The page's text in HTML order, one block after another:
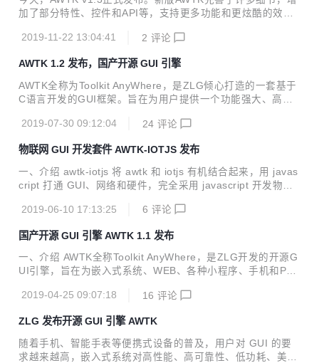
b.com/zlgopen/awtk 镜像源码仓库：https://gitee.com/zlgop
加了部分特性、控件和API等，支持更多功能和更炫酷的效
发生态建设，实现共赢！ “2019年最受欢迎中国开源软件评
net/p/awtk AWTK 全称 Toolkit AnyWhere，是 ZLG 开发的开
源 GUI 引擎，旨在为嵌入式系统、WEB、各种小程序、手机
和 PC 打造的通用 GUI 引擎，为用户提供一个功能强大、高
广大开...
2019-11-22 13:04:41 2 评论
AWTK 1.2 发布，国产开源 GUI 引擎
AWTK全称为Toolkit AnyWhere，是ZLG倾心打造的一套基于
C语言开发的GUI框架。旨在为用户提供一个功能强大、高效
平台同步开发，一次编程，终生使用。 AWTK当前升级到了v
性、控件以及API等，让AWTK支持更多的功能和更炫酷的效
果。 1.2版本更新的内容 细节完善 输入法候选字支持滚动； s
lider支持上下左右键； guage pointer支持锚点； slide view i
ndicator作为独立控件； 完善idl gen工具； 完善doc gen工
具； ...
2019-07-30 09:12:04 24 评论
物联网 GUI 开发套件 AWTK-IOTJS 发布
一、介绍 awtk-iotjs 将 awtk 和 iotjs 有机结合起来，用 javas
cript 打通 GUI、网络和硬件，完全采用 javascript 开发物联
开发平台。它为 javascript 应用程序提供了访问硬件、网络、
码体积还是内存需求，iotjs 都要小很多，是用 javascript 开发
iot 设备应用程序的首选。 关于 AWTK AWTK 全称 Toolkit An
yWhere，是 ZLG 开发的开源 GUI 引擎，旨在为...
2019-06-10 17:13:25 6 评论
国产开源 GUI 引擎 AWTK 1.1 发布
一、介绍 AWTK全称Toolkit AnyWhere，是ZLG开发的开源G
UI引擎，旨在为嵌入式系统、WEB、各种小程序、手机和PC
简单易用、可轻松做出炫酷效果的GUI引擎。 AWTK寓意有两
置GUI。 AWTK源码仓库： 主源码仓库：https://github.com/
zlgopen/awtk 镜像源码仓库：https://gitee.com/zlgopen/awt
k 运行效果截图： 二、最终目标： 支持开发嵌入式应用程
2019-04-25 09:07:18 16 评论
ZLG 发布开源 GUI 引擎 AWTK
随着手机、智能手表等便携式设备的普及，用户对 GUI 的要
求越来越高，嵌入式系统对高性能、高可靠性、低功耗、美观